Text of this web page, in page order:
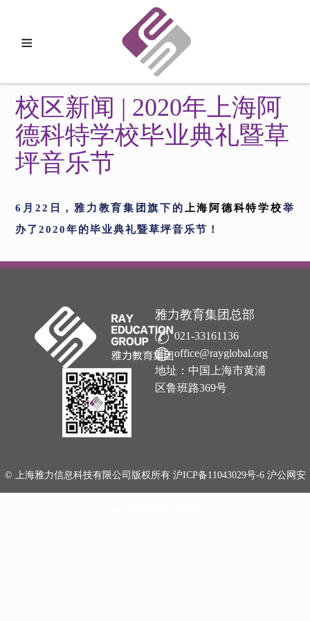
≡
校区新闻 | 2020年上海阿
德科特学校毕业典礼暨草
坪音乐节
6月22日，雅力教育集团旗下的 上海阿德科特学校举
办了2020年的毕业典礼暨草坪音乐节！
雅力教育集团总部
021-33161136
office@rayglobal.org
地址：中国上海市黄浦
区鲁班路369号
© 上海雅力信息科技有限公司版权所有 沪ICP备11043029号-6 沪公网安